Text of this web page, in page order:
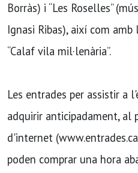
Borràs) i “Les Roselles”
Ignasi Ribas), així com
“Calaf vila mil·lenària”.
Les entrades per assistir a
adquirir anticipadament, al
d'internet
poden comprar una hora